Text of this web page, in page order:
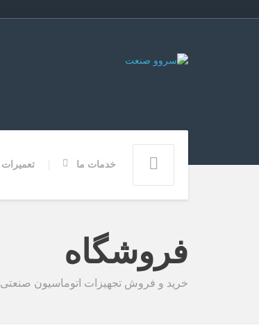
خدمات ما تعمیرات
فروشگاه
خرید و فروش تجهیزات اتوماسیون صنعتی